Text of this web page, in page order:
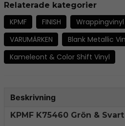
Relaterade kategorier
KPMF FINISH Wrappingvinyl
VARUMÄRKEN
Blank Metallic
Kameleont & Color Shift Vinyl
Beskrivning
KPMF K75460 Grön &